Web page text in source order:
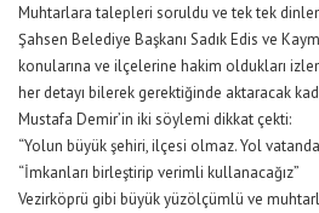
Muhtarlara talepleri soruldu ve tek tek
Şahsen Belediye Başkanı Sadık Edis ve
konularına ve ilçelerine hakim oldukları
her detayı bilerek gerektiğinde aktaracak
Mustafa Demir’in iki söylemi dikkat çekti:
“Yolun büyük şehiri, ilçesi olmaz. Yol
“İmkanları birleştirip verimli kullanacağız”
Vezirköprü gibi büyük yüzölçümlü ve